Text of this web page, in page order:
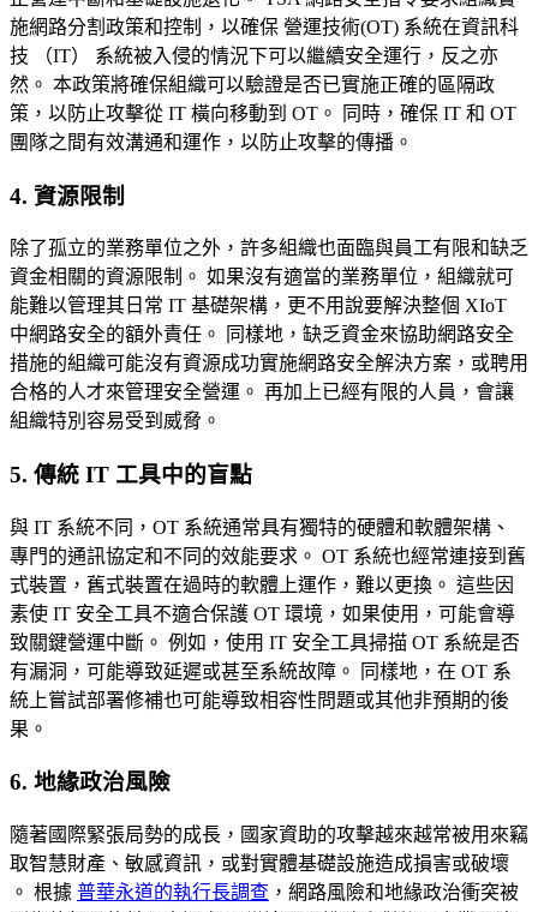
施網路分割政策和控制，以確保 營運技術(OT) 系統在資訊科
技 （IT） 系統被入侵的情況下可以繼續安全運行，反之亦
然。 本政策將確保組織可以驗證是否已實施正確的區隔政
策，以防止攻擊從 IT 橫向移動到 OT。 同時，確保 IT 和 OT
團隊之間有效溝通和運作，以防止攻擊的傳播。
4. 資源限制
除了孤立的業務單位之外，許多組織也面臨與員工有限和缺乏
資金相關的資源限制。 如果沒有適當的業務單位，組織就可
能難以管理其日常 IT 基礎架構，更不用說要解決整個 XIoT
中網路安全的額外責任。 同樣地，缺乏資金來協助網路安全
措施的組織可能沒有資源成功實施網路安全解決方案，或聘用
合格的人才來管理安全營運。 再加上已經有限的人員，會讓
組織特別容易受到威脅。
5. 傳統 IT 工具中的盲點
與 IT 系統不同，OT 系統通常具有獨特的硬體和軟體架構、
專門的通訊協定和不同的效能要求。 OT 系統也經常連接到舊
式裝置，舊式裝置在過時的軟體上運作，難以更換。 這些因
素使 IT 安全工具不適合保護 OT 環境，如果使用，可能會導
致關鍵營運中斷。 例如，使用 IT 安全工具掃描 OT 系統是否
有漏洞，可能導致延遲或甚至系統故障。 同樣地，在 OT 系
統上嘗試部署修補也可能導致相容性問題或其他非預期的後
果。
6. 地緣政治風險
隨著國際緊張局勢的成長，國家資助的攻擊越來越常被用來竊
取智慧財產、敏感資訊，或對實體基礎設施造成損害或破壞
。 根據 普華永道的執行長調查 ，網路風險和地緣政治衝突被